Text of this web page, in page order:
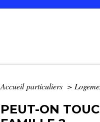
Accueil particuliers >
PEUT-ON